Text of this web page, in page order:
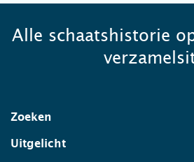
Alle schaatshistorie
Zoeken
Uitgelicht